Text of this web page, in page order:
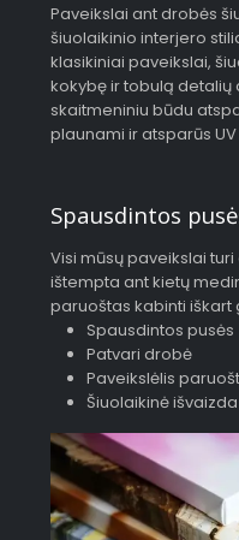
Paveikslai ant drobės
šiuolaikinio interjero
klasikiniai paveikslai,
kokybę ir tobulą detalių
skaitmeniniu būdu
plaunami ir atsparūs
Spausdintos
Visi mūsų paveikslai
ištempta ant kietų
paruoštas kabinti iškart
Spausdintos pusės
Patvari drobė
Paveikslėlis
Šiuolaikinė išvaizda